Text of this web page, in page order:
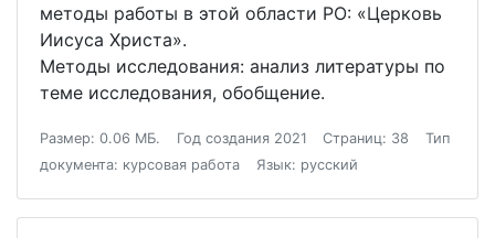
методы работы в этой области РО: «Церковь
Иисуса Христа».
Методы исследования: анализ литературы по
теме исследования, обобщение.
Размер: 0.06 МБ. Год создания 2021 Страниц: 38
Тип
документа: курсовая работа
Язык: русский